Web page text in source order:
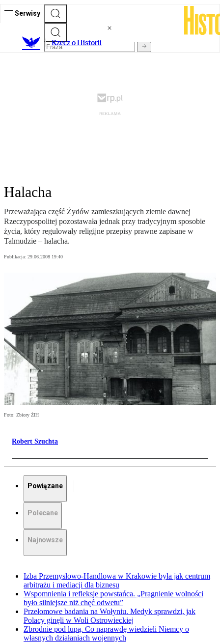
Serwisy
Rzecz o Historii
Halacha
Przeważająca część Żydów zamieszkujących ziemie dawnej
Rzeczypospolitej pozostawała jednak przy tradycyjnym sposobie
życia, który regulowały religijne przepisy prawne zapisane w
Talmudzie – halacha.
Publikacja: 29.06.2008 19:40
Foto: Zbiory ŻIH
Robert Szuchta
Powiązane
Polecane
Najnowsze
Izba Przemysłowo-Handlowa w Krakowie była jak centrum
arbitrażu i mediacji dla biznesu
Wspomnienia i refleksje powstańca. „Pragnienie wolności
było silniejsze niż chęć odwetu”
Przełomowe badania na Wołyniu. Medyk sprawdzi, jak
Polacy ginęli w Woli Ostrowieckiej
Zbrodnie pod lupą. Co naprawdę wiedzieli Niemcy o
własnych działaniach wojennych